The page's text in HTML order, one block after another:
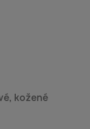
kožené